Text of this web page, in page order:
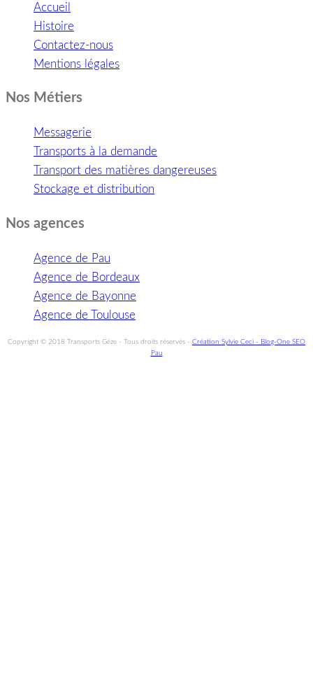
Accueil
Histoire
Contactez-nous
Mentions légales
Nos Métiers
Messagerie
Transports à la demande
Transport des matières dangereuses
Stockage et distribution
Nos agences
Agence de Pau
Agence de Bordeaux
Agence de Bayonne
Agence de Toulouse
Copyright © 2018 Transports Gèze - Tous droits réservés - Création Sylvie Ceci - Blog-One SEO
Pau